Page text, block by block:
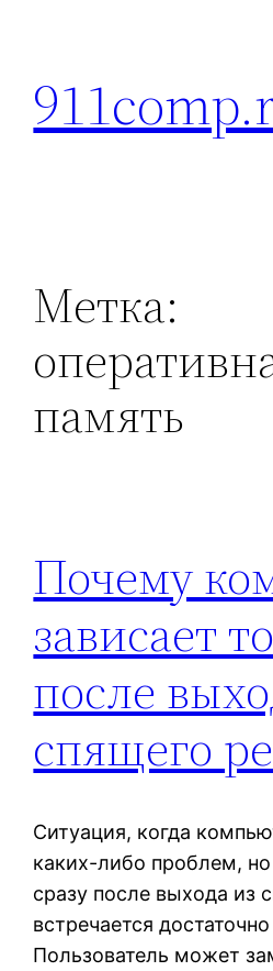
содержимому
Метка:
память
Почему
зависает
после
спящего
Ситуация, когда
каких-либо проблем, но
сразу после выхода из
встречается
Пользователь может